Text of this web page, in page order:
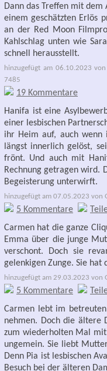
Dann das Treffen mit
einem geschätzten Erlös
an der Red Moon
Kahlschlag unten wie
schnell herausstellt.
hinzugefügt am 06.10.2023
7485
19 Kommentare
Hanifa ist eine
einer lesbischen
ihr Heim auf, auch
längst innerlich gelöst,
frönt. Und auch mit
Rechnung getragen wird.
Begeisterung unterwirft.
hinzugefügt am 07.05.2023 von
5 Kommentare
Carmen hat die ganze
Emma über die junge
verschont. Doch sie
gelenkigen Zunge. Sie
hinzugefügt am 29.03.2023 von
5 Kommentare
Carmen lebt im
nehmen. Doch die ältere
zum wiederholten Mal mit
ungemein. Sie liebt
Denn Pia ist lesbischen
Besuch bei der älteren